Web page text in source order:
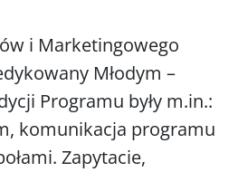
i Marketingowego
Młodym –
Programu były m.in.:
komunikacja programu
Zapytacie,